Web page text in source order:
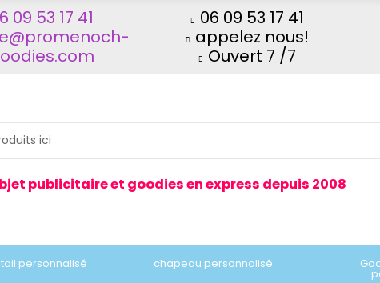
09 53 17 41
06 09 53 17 41
appelez nous!
Ouvert 7 /7
publicitaire et goodies en express depuis 2008
personnalisé chapeau personnalisé